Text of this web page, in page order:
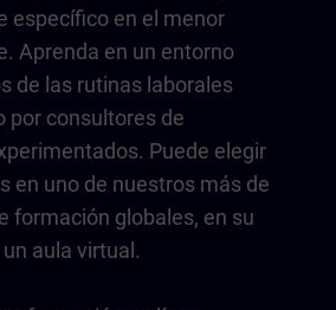
específico en el menor
Aprenda en un entorno
de las rutinas laborales
por consultores de
Puede elegir
en uno de nuestros más de
formación globales, en su
aula virtual.